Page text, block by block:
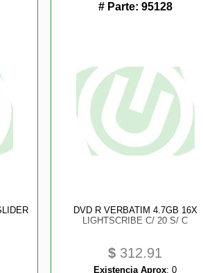
# Parte: 95128
DVD R VERBATIM 4.7GB 16X
LIGHTSCRIBE C/ 20 S/ C
$ 312.91
Existencia Aprox: 0